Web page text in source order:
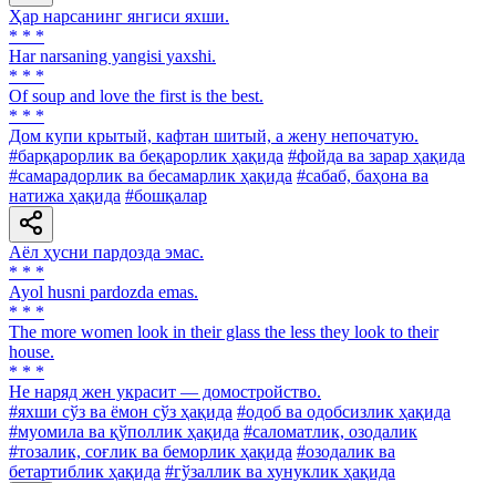
Ҳар нарсанинг янгиси яхши.
* * *
Har narsaning yangisi yaxshi.
* * *
Of soup and love the first is the best.
* * *
Дом купи крытый, кафтан шитый, а жену непочатую.
#барқарорлик ва беқарорлик ҳақида #фойда ва зарар ҳақида
#самарадорлик ва бесамарлик ҳақида #сабаб, баҳона ва
натижа ҳақида #бошқалар
Аёл ҳусни пардозда эмас.
* * *
Ayol husni pardozda emas.
* * *
The more women look in their glass the less they look to their
house.
* * *
He наряд жен украсит — домостройство.
#яхши сўз ва ёмон сўз ҳақида #одоб ва одобсизлик ҳақида
#муомила ва қўполлик ҳақида #саломатлик, озодалик
#тозалик, соғлик ва беморлик ҳақида #озодалик ва
бетартиблик ҳақида #гўзаллик ва хунуклик ҳақида